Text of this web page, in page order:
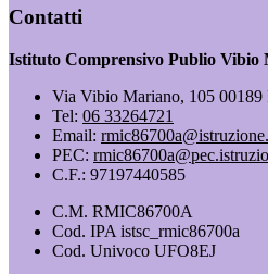
Contatti
Istituto Comprensivo Publio Vibio
Via Vibio Mariano, 105 00189
Tel: 06 33264721
Email:
PEC:
C.F.: 97197440585
C.M. RMIC86700A
Cod. IPA istsc_rmic86700a
Cod. Univoco UFO8EJ